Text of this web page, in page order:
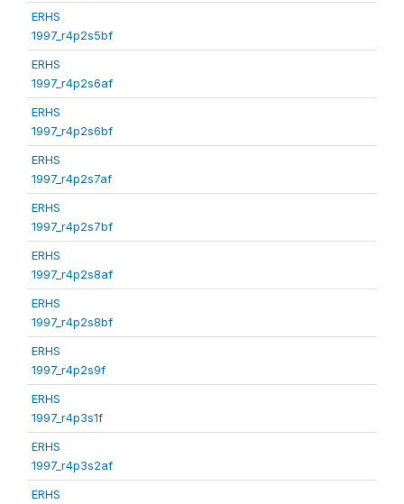
ERHS
1997_r4p2s5bf
ERHS
1997_r4p2s6af
ERHS
1997_r4p2s6bf
ERHS
1997_r4p2s7af
ERHS
1997_r4p2s7bf
ERHS
1997_r4p2s8af
ERHS
1997_r4p2s8bf
ERHS
1997_r4p2s9f
ERHS
1997_r4p3s1f
ERHS
1997_r4p3s2af
ERHS